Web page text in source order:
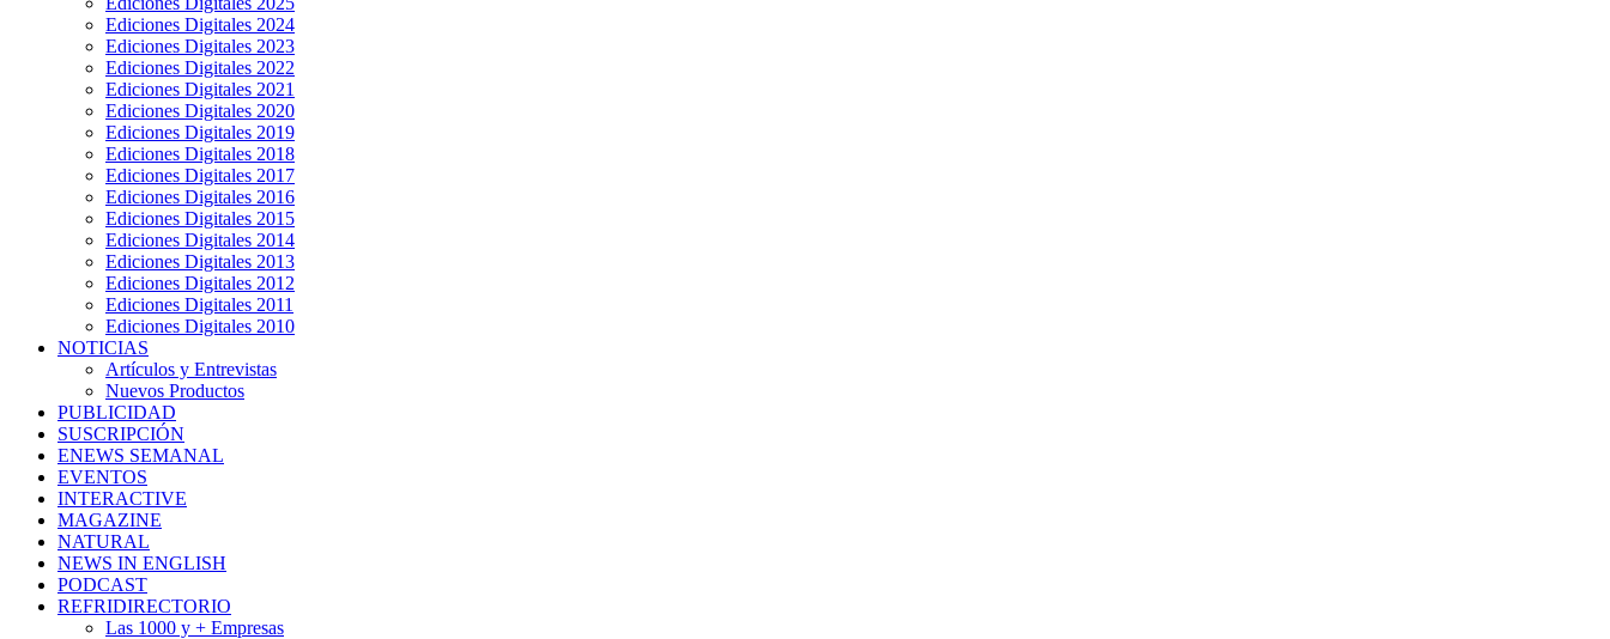
Ediciones Digitales 2024
Ediciones Digitales 2023
Ediciones Digitales 2022
Ediciones Digitales 2021
Ediciones Digitales 2020
Ediciones Digitales 2019
Ediciones Digitales 2018
Ediciones Digitales 2017
Ediciones Digitales 2016
Ediciones Digitales 2015
Ediciones Digitales 2014
Ediciones Digitales 2013
Ediciones Digitales 2012
Ediciones Digitales 2011
Ediciones Digitales 2010
NOTICIAS
Artículos y Entrevistas
Nuevos Productos
PUBLICIDAD
SUSCRIPCIÓN
ENEWS SEMANAL
EVENTOS
INTERACTIVE
MAGAZINE
NATURAL
NEWS IN ENGLISH
PODCAST
REFRIDIRECTORIO
Las 1000 y + Empresas